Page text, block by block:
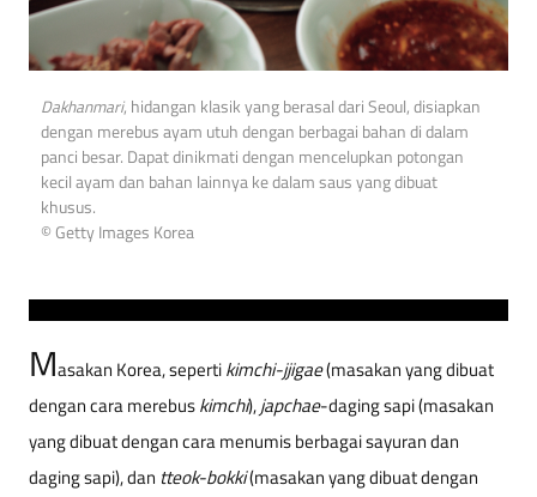
Dakhanmari, hidangan klasik yang berasal dari Seoul, disiapkan
dengan merebus ayam utuh dengan berbagai bahan di dalam
panci besar. Dapat dinikmati dengan mencelupkan potongan
kecil ayam dan bahan lainnya ke dalam saus yang dibuat
khusus.
© Getty Images Korea
Masakan Korea, sepertikimchi-jjigae(masakan yang dibuat
dengan cara merebuskimchi),japchae-daging sapi (masakan
yang dibuat dengan cara menumis berbagai sayuran dan
daging sapi), dan tteok-bokki(masakan yang dibuat dengan